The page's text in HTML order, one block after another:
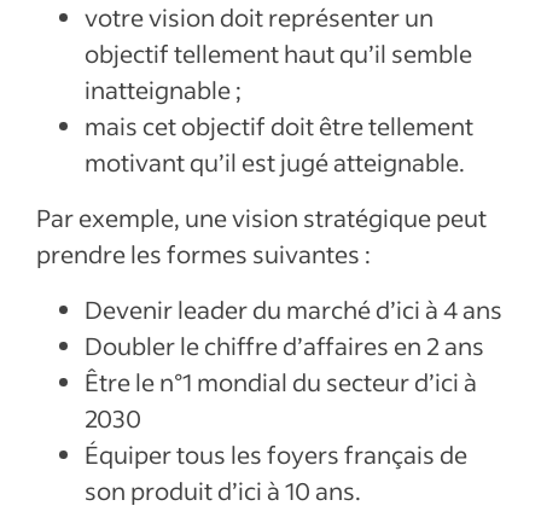
votre vision doit représenter un
objectif tellement haut qu’il semble
inatteignable ;
mais cet objectif doit être tellement
motivant qu’il est jugé atteignable.
Par exemple, une vision stratégique peut
prendre les formes suivantes :
Devenir leader du marché d’ici à 4 ans
Doubler le chiffre d’affaires en 2 ans
Être le n°1 mondial du secteur d’ici à
2030
Équiper tous les foyers français de
son produit d’ici à 10 ans.